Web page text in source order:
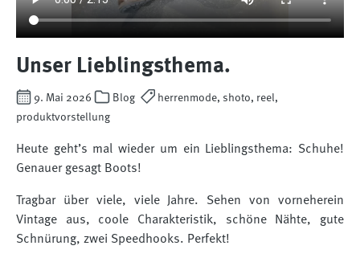
Unser Lieblingsthema.
9. Mai 2026 Blog
herrenmode, shoto, reel,
produktvorstellung
Heute geht’s mal wieder um ein Lieblingsthema: Schuhe!
Genauer gesagt Boots!
Tragbar über viele, viele Jahre. Sehen von vorneherein
Vintage aus, coole Charakteristik, schöne Nähte, gute
Schnürung, zwei Speedhooks. Perfekt!